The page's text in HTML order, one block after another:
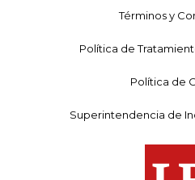
Términos y
Política de
Política de
Superintendencia de